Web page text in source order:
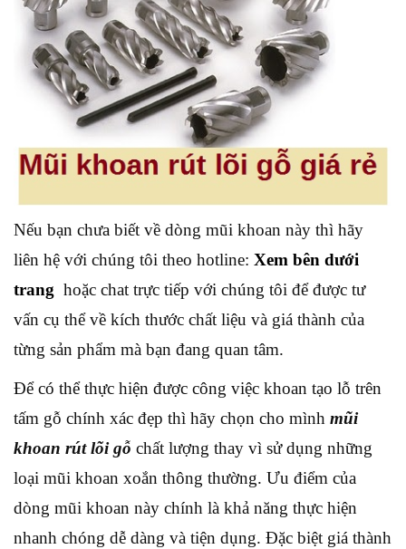
Nếu bạn chưa biết về dòng mũi khoan này thì hãy
liên hệ với chúng tôi theo hotline: Xem bên dưới
trang hoặc chat trực tiếp với chúng tôi để được tư
vấn cụ thể về kích thước chất liệu và giá thành của
từng sản phẩm mà bạn đang quan tâm.
Để có thể thực hiện được công việc khoan tạo lỗ trên
tấm gỗ chính xác đẹp thì hãy chọn cho mình mũi
khoan rút lõi gỗ chất lượng thay vì sử dụng những
loại mũi khoan xoắn thông thường. Ưu điểm của
dòng mũi khoan này chính là khả năng thực hiện
nhanh chóng dễ dàng và tiện dụng. Đặc biệt giá thành